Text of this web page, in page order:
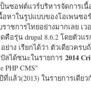
นซอฟต์แวร์บริหารจัดการเนื้อ
อหาในรูปแบบของโอเพนซอ
ราชการไทยอย่างมากเลย เ
คือรุ่น drupal 8.6.2 โดยตัว
อย่าง เรียกได้ว่า ตัวเดียวครบ
ด้ชนะในรายการ 2014
PHP CMS"
ที่แล้ว(2013) ในรายการเดีย